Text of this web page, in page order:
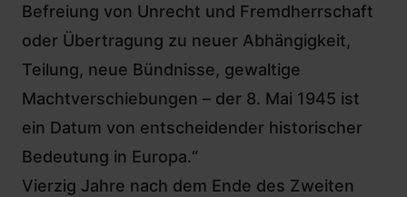
Befreiung von Unrecht und Fremdherrschaft
oder Übertragung zu neuer Abhängigkeit,
Teilung, neue Bündnisse, gewaltige
Machtverschiebungen – der 8. Mai 1945 ist
ein Datum von entscheidender historischer
Bedeutung in Europa.“
Vierzig Jahre nach dem Ende des Zweiten